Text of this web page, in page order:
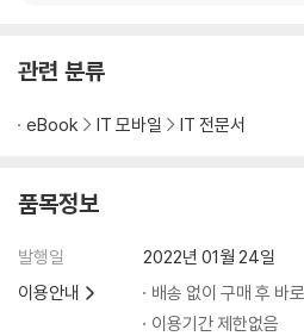
기계어 코드 생성
오브젝트 코드와 링크
최적화
맵/리스트 파일
시작 위치와 엔트리 포인트
2.6 컴파일러 학습을 마치며
관련 분류
eBook IT 모바일 IT 전문서
품목정보
발행일
2022년 01월 24일
이용안내
배송 없이 구매 후 바
이용기간 제한없음